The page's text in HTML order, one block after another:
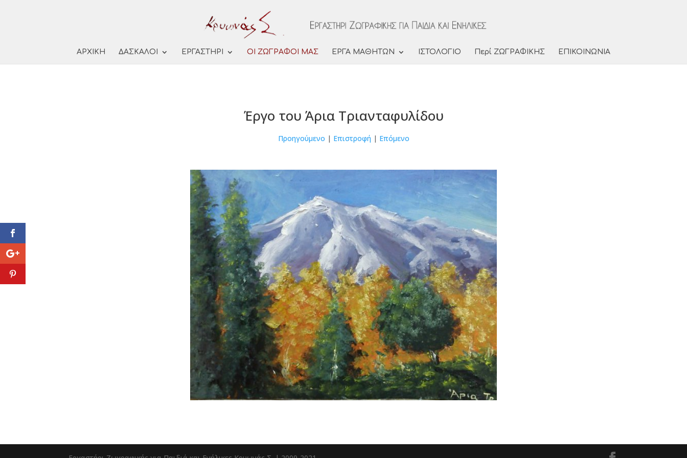
ΑΡΧΙΚΗ ΔΑΣΚΑΛΟΙ ΕΡΓΑΣΤΗΡΙ ΟΙ ΖΩΓΡΑΦΟΙ ΜΑΣ ΕΡΓΑ ΜΑΘΗΤΩΝ ΙΣΤΟΛΟΓΙΟ Περί ΖΩΓΡΑΦΙΚΗΣ ΕΠΙΚΟΙΝΩΝΙΑ
Έργο του Άρια Τριανταφυλίδου
Προηγούμενο | Επιστροφή | Επόμενο